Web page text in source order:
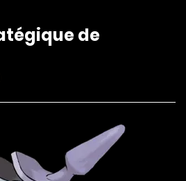
de